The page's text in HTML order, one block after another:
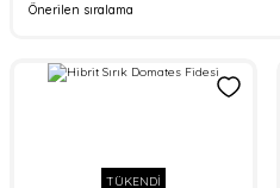
TÜKENDİ